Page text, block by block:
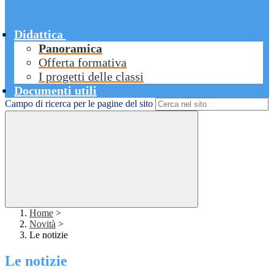
Didattica
Panoramica
Offerta formativa
I progetti delle classi
Documenti utili
Campo di ricerca per le pagine del sito
Home >
Novità >
Le notizie
Le notizie